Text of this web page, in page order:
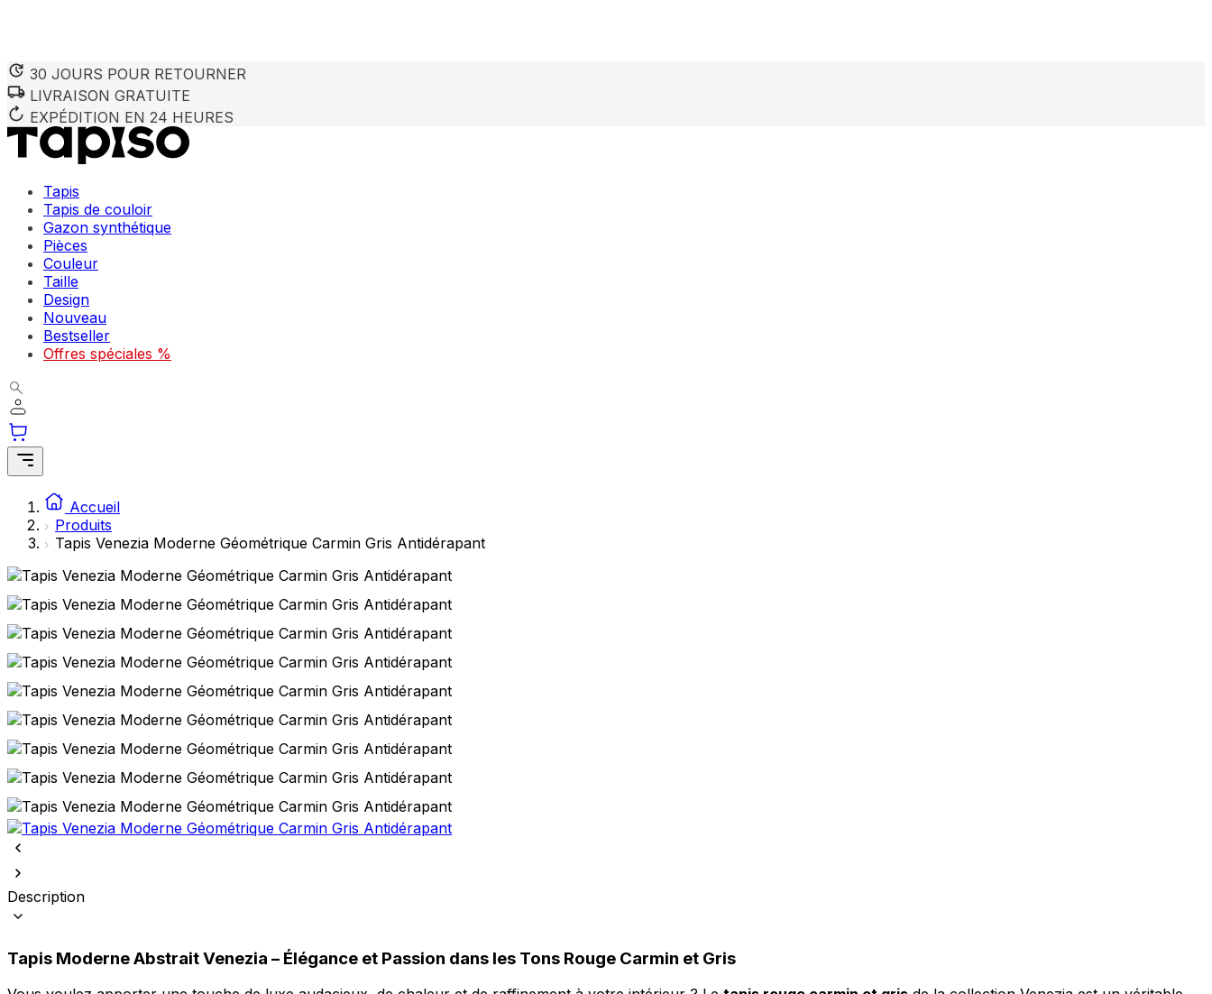
30 JOURS POUR RETOURNER
LIVRAISON GRATUITE
EXPÉDITION EN 24 HEURES
Tapis
Tapis de couloir
Gazon synthétique
Pièces
Couleur
Taille
Design
Nouveau
Bestseller
Offres spéciales %
Accueil
Produits
Tapis Venezia Moderne Géométrique Carmin Gris Antidérapant
Description
Tapis Moderne Abstrait Venezia – Élégance et Passion dans les Tons Rouge Carmin et Gris